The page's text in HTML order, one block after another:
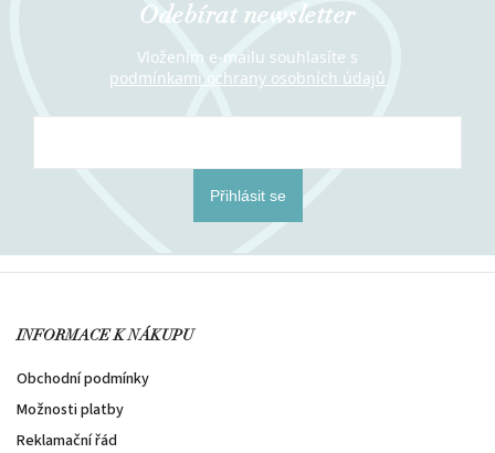
Odebírat newsletter
Vložením e-mailu souhlasíte s
podmínkami ochrany osobních údajů
Přihlásit se
INFORMACE K NÁKUPU
Obchodní podmínky
Možnosti platby
Reklamační řád